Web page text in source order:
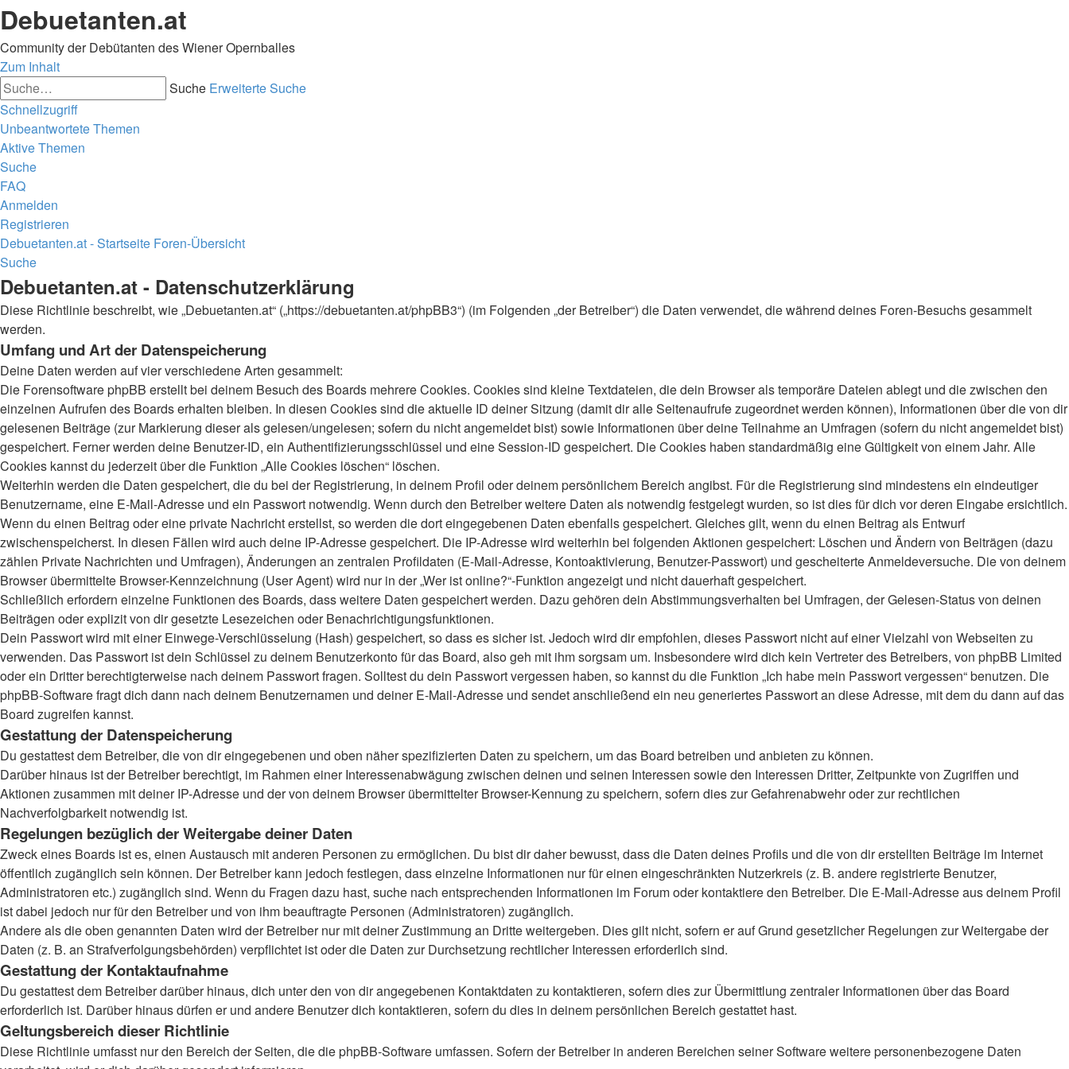
Debuetanten.at
Community der Debütanten des Wiener Opernballes
Zum Inhalt
Suche Erweiterte Suche
Schnellzugriff
Unbeantwortete Themen
Aktive Themen
Suche
FAQ
Anmelden
Registrieren
Debuetanten.at - Startseite Foren-Übersicht
Suche
Debuetanten.at - Datenschutzerklärung
Diese Richtlinie beschreibt, wie „Debuetanten.at“ („https://debuetanten.at/phpBB3“) (im Folgenden „der Betreiber“) die Daten verwendet, die während deines Foren-Besuchs gesammelt
werden.
Umfang und Art der Datenspeicherung
Deine Daten werden auf vier verschiedene Arten gesammelt:
Die Forensoftware phpBB erstellt bei deinem Besuch des Boards mehrere Cookies. Cookies sind kleine Textdateien, die dein Browser als temporäre Dateien ablegt und die zwischen den
einzelnen Aufrufen des Boards erhalten bleiben. In diesen Cookies sind die aktuelle ID deiner Sitzung (damit dir alle Seitenaufrufe zugeordnet werden können), Informationen über die von dir
gelesenen Beiträge (zur Markierung dieser als gelesen/ungelesen; sofern du nicht angemeldet bist) sowie Informationen über deine Teilnahme an Umfragen (sofern du nicht angemeldet bist)
gespeichert. Ferner werden deine Benutzer-ID, ein Authentifizierungsschlüssel und eine Session-ID gespeichert. Die Cookies haben standardmäßig eine Gültigkeit von einem Jahr. Alle
Cookies kannst du jederzeit über die Funktion „Alle Cookies löschen“ löschen.
Weiterhin werden die Daten gespeichert, die du bei der Registrierung, in deinem Profil oder deinem persönlichem Bereich angibst. Für die Registrierung sind mindestens ein eindeutiger
Benutzername, eine E-Mail-Adresse und ein Passwort notwendig. Wenn durch den Betreiber weitere Daten als notwendig festgelegt wurden, so ist dies für dich vor deren Eingabe ersichtlich.
Wenn du einen Beitrag oder eine private Nachricht erstellst, so werden die dort eingegebenen Daten ebenfalls gespeichert. Gleiches gilt, wenn du einen Beitrag als Entwurf
zwischenspeicherst. In diesen Fällen wird auch deine IP-Adresse gespeichert. Die IP-Adresse wird weiterhin bei folgenden Aktionen gespeichert: Löschen und Ändern von Beiträgen (dazu
zählen Private Nachrichten und Umfragen), Änderungen an zentralen Profildaten (E-Mail-Adresse, Kontoaktivierung, Benutzer-Passwort) und gescheiterte Anmeldeversuche. Die von deinem
Browser übermittelte Browser-Kennzeichnung (User Agent) wird nur in der „Wer ist online?“-Funktion angezeigt und nicht dauerhaft gespeichert.
Schließlich erfordern einzelne Funktionen des Boards, dass weitere Daten gespeichert werden. Dazu gehören dein Abstimmungsverhalten bei Umfragen, der Gelesen-Status von deinen
Beiträgen oder explizit von dir gesetzte Lesezeichen oder Benachrichtigungsfunktionen.
Dein Passwort wird mit einer Einwege-Verschlüsselung (Hash) gespeichert, so dass es sicher ist. Jedoch wird dir empfohlen, dieses Passwort nicht auf einer Vielzahl von Webseiten zu
verwenden. Das Passwort ist dein Schlüssel zu deinem Benutzerkonto für das Board, also geh mit ihm sorgsam um. Insbesondere wird dich kein Vertreter des Betreibers, von phpBB Limited
oder ein Dritter berechtigterweise nach deinem Passwort fragen. Solltest du dein Passwort vergessen haben, so kannst du die Funktion „Ich habe mein Passwort vergessen“ benutzen. Die
phpBB-Software fragt dich dann nach deinem Benutzernamen und deiner E-Mail-Adresse und sendet anschließend ein neu generiertes Passwort an diese Adresse, mit dem du dann auf das
Board zugreifen kannst.
Gestattung der Datenspeicherung
Du gestattest dem Betreiber, die von dir eingegebenen und oben näher spezifizierten Daten zu speichern, um das Board betreiben und anbieten zu können.
Darüber hinaus ist der Betreiber berechtigt, im Rahmen einer Interessenabwägung zwischen deinen und seinen Interessen sowie den Interessen Dritter, Zeitpunkte von Zugriffen und
Aktionen zusammen mit deiner IP-Adresse und der von deinem Browser übermittelter Browser-Kennung zu speichern, sofern dies zur Gefahrenabwehr oder zur rechtlichen
Nachverfolgbarkeit notwendig ist.
Regelungen bezüglich der Weitergabe deiner Daten
Zweck eines Boards ist es, einen Austausch mit anderen Personen zu ermöglichen. Du bist dir daher bewusst, dass die Daten deines Profils und die von dir erstellten Beiträge im Internet
öffentlich zugänglich sein können. Der Betreiber kann jedoch festlegen, dass einzelne Informationen nur für einen eingeschränkten Nutzerkreis (z. B. andere registrierte Benutzer,
Administratoren etc.) zugänglich sind. Wenn du Fragen dazu hast, suche nach entsprechenden Informationen im Forum oder kontaktiere den Betreiber. Die E-Mail-Adresse aus deinem Profil
ist dabei jedoch nur für den Betreiber und von ihm beauftragte Personen (Administratoren) zugänglich.
Andere als die oben genannten Daten wird der Betreiber nur mit deiner Zustimmung an Dritte weitergeben. Dies gilt nicht, sofern er auf Grund gesetzlicher Regelungen zur Weitergabe der
Daten (z. B. an Strafverfolgungsbehörden) verpflichtet ist oder die Daten zur Durchsetzung rechtlicher Interessen erforderlich sind.
Gestattung der Kontaktaufnahme
Du gestattest dem Betreiber darüber hinaus, dich unter den von dir angegebenen Kontaktdaten zu kontaktieren, sofern dies zur Übermittlung zentraler Informationen über das Board
erforderlich ist. Darüber hinaus dürfen er und andere Benutzer dich kontaktieren, sofern du dies in deinem persönlichen Bereich gestattet hast.
Geltungsbereich dieser Richtlinie
Diese Richtlinie umfasst nur den Bereich der Seiten, die die phpBB-Software umfassen. Sofern der Betreiber in anderen Bereichen seiner Software weitere personenbezogene Daten